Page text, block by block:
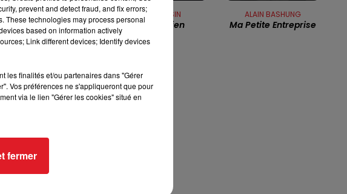
LES APRÈS-MIDI QUI CHANTENT
sont enligne. JOE DASSIN
L'été Indien
ALAIN BASHUNG
Ma Petite Entreprise
prevent and detect fraud, and fix errors;
These technologies may process personal
based on information actively
Link different devices; Identify devices
les finalités et/ou partenaires dans "Gérer
Vos préférences ne s'appliqueront que pour
via le lien "Gérer les cookies" situé en
fermer